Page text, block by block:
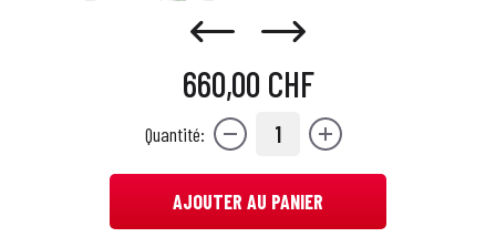
660,00 CHF
Quantité: 1
AJOUTER AU PANIER